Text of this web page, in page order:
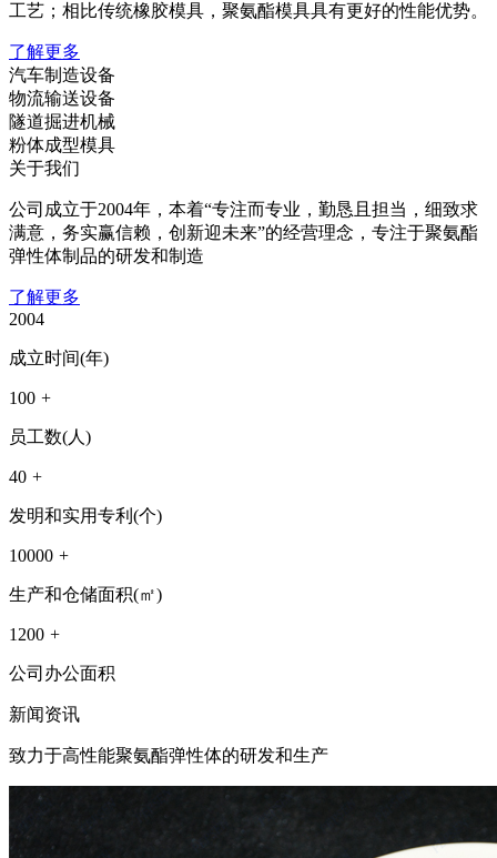
工艺；相比传统橡胶模具，聚氨酯模具具有更好的性能优势。
了解更多
汽车制造设备
物流输送设备
隧道掘进机械
粉体成型模具
关于我们
公司成立于2004年，本着“专注而专业，勤恳且担当，细致求
满意，务实赢信赖，创新迎未来”的经营理念，专注于聚氨酯
弹性体制品的研发和制造
了解更多
2004
成立时间(年)
100 +
员工数(人)
40 +
发明和实用专利(个)
10000 +
生产和仓储面积(㎡)
1200 +
公司办公面积
新闻资讯
致力于高性能聚氨酯弹性体的研发和生产